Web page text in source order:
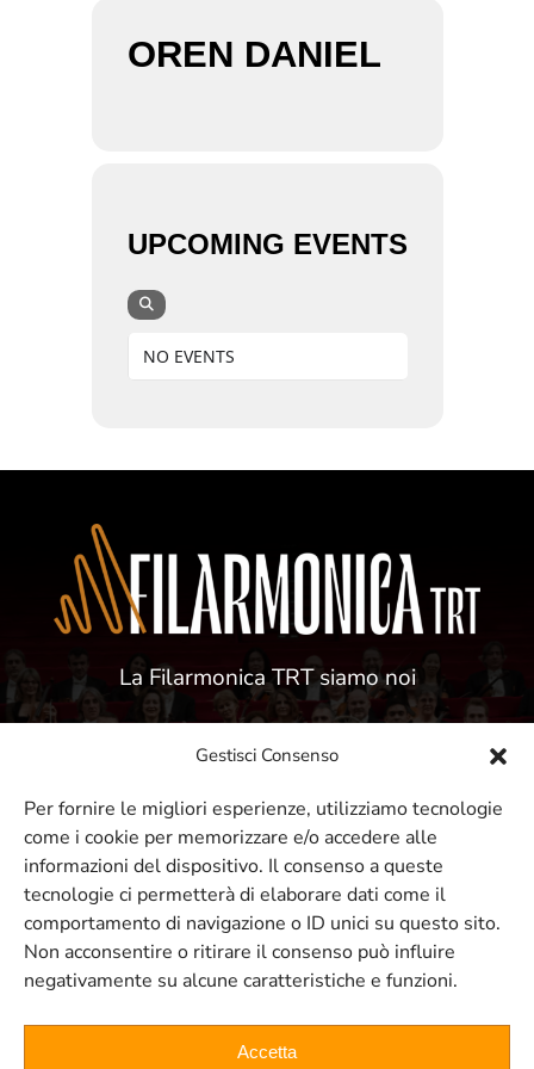
Gestisci Consenso
Per fornire le migliori esperienze, utilizziamo tecnologie
come i cookie per memorizzare e/o accedere alle
informazioni del dispositivo. Il consenso a queste
tecnologie ci permetterà di elaborare dati come il
comportamento di navigazione o ID unici su questo sito.
Non acconsentire o ritirare il consenso può influire
negativamente su alcune caratteristiche e funzioni.
Accetta
OREN DANIEL
UPCOMING EVENTS
NO EVENTS
La Filarmonica TRT siamo noi
ISCRIVITI ALLA NOSTRA NEWSLETTER
Resta sempre aggiornato sui nostri
eventi e concerti
ISCRIVITI